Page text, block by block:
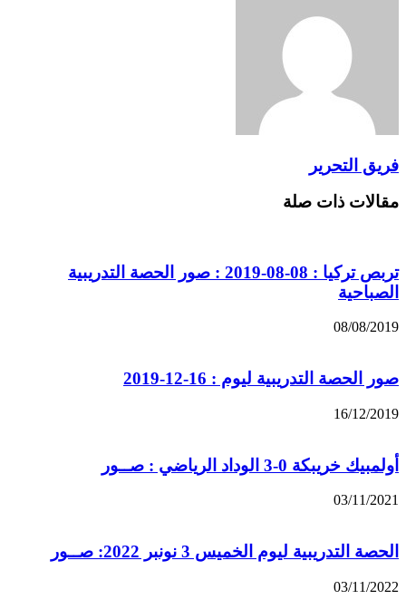
فريق التحرير
مقالات ذات صلة
تربص تركيا : 08-08-2019 : صور الحصة التدريبية
الصباحية
08/08/2019
صور الحصة التدريبية ليوم : 16-12-2019
16/12/2019
أولمبيك خريبكة 0-3 الوداد الرياضي : صــور
03/11/2021
الحصة التدريبية ليوم الخميس 3 نونبر 2022: صــور
03/11/2022